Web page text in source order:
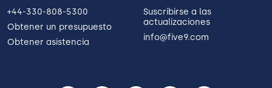
+44-330-808-5300
Obtener un presupuesto
Obtener asistencia
Suscribirse a las
actualizaciones
info@five9.com